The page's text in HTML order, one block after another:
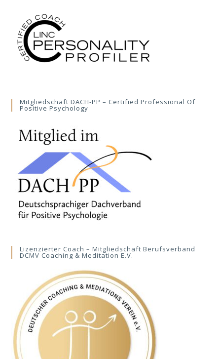
Mitgliedschaft DACH-PP – Certified Professional Of
Positive Psychology
Lizenzierter Coach – Mitgliedschaft Berufsverband
DCMV Coaching & Meditation E.V.